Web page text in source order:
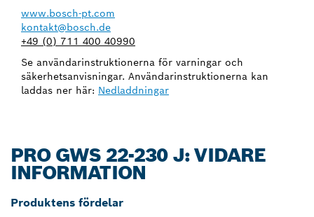
www.bosch-pt.com
kontakt@bosch.de
+49 (0) 711 400 40990
Se användarinstruktionerna för varningar och
säkerhetsanvisningar. Användarinstruktionerna kan
laddas ner här: Nedladdningar
PRO GWS 22-230 J: VIDARE
INFORMATION
Produktens fördelar